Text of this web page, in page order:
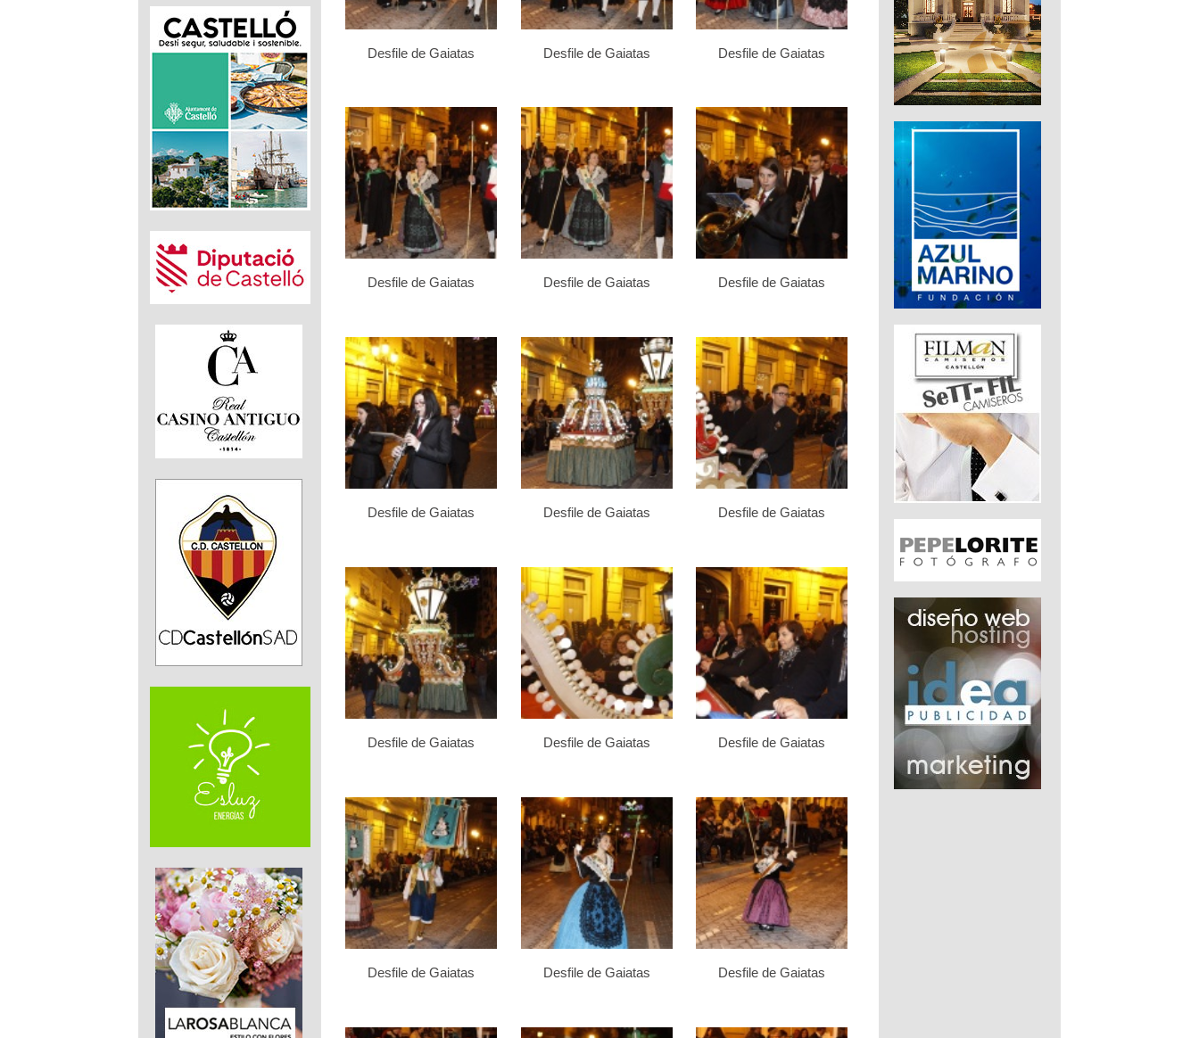
Desfile de Gaiatas Desfile de Gaiatas Desfile de Gaiatas
Desfile de Gaiatas Desfile de Gaiatas Desfile de Gaiatas
Desfile de Gaiatas Desfile de Gaiatas Desfile de Gaiatas
Desfile de Gaiatas Desfile de Gaiatas Desfile de Gaiatas
Desfile de Gaiatas Desfile de Gaiatas Desfile de Gaiatas